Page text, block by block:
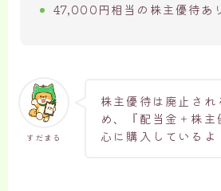
47,000円相当の株主優待あ
すだまる
株主優待は廃止され
め、『配当金＋株
心に購入しているよ